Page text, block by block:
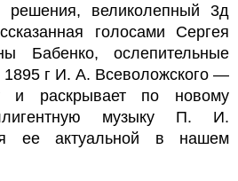
решения, великолепный 3д
голосами Сергея
Бабенко, ослепительные
1895 г И. А. Всеволожского —
и раскрывает по новому
музыку П. И.
ее актуальной в нашем